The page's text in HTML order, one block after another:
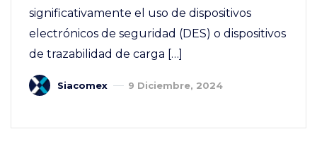
significativamente el uso de dispositivos
electrónicos de seguridad (DES) o dispositivos
de trazabilidad de carga […]
Siacomex 9 Diciembre, 2024